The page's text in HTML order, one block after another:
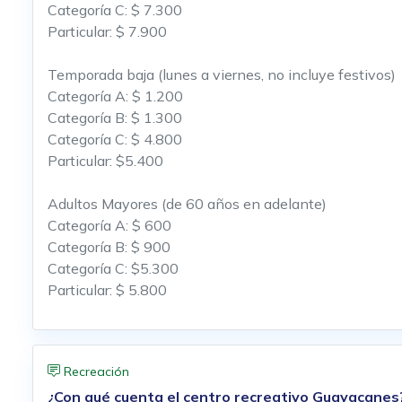
Categoría C: $ 7.300
Particular: $ 7.900
Temporada baja (lunes a viernes, no incluye festivos)
Categoría A: $ 1.200
Categoría B: $ 1.300
Categoría C: $ 4.800
Particular: $5.400
Adultos Mayores (de 60 años en adelante)
Categoría A: $ 600
Categoría B: $ 900
Categoría C: $5.300
Particular: $ 5.800
Recreación
¿Con qué cuenta el centro recreativo